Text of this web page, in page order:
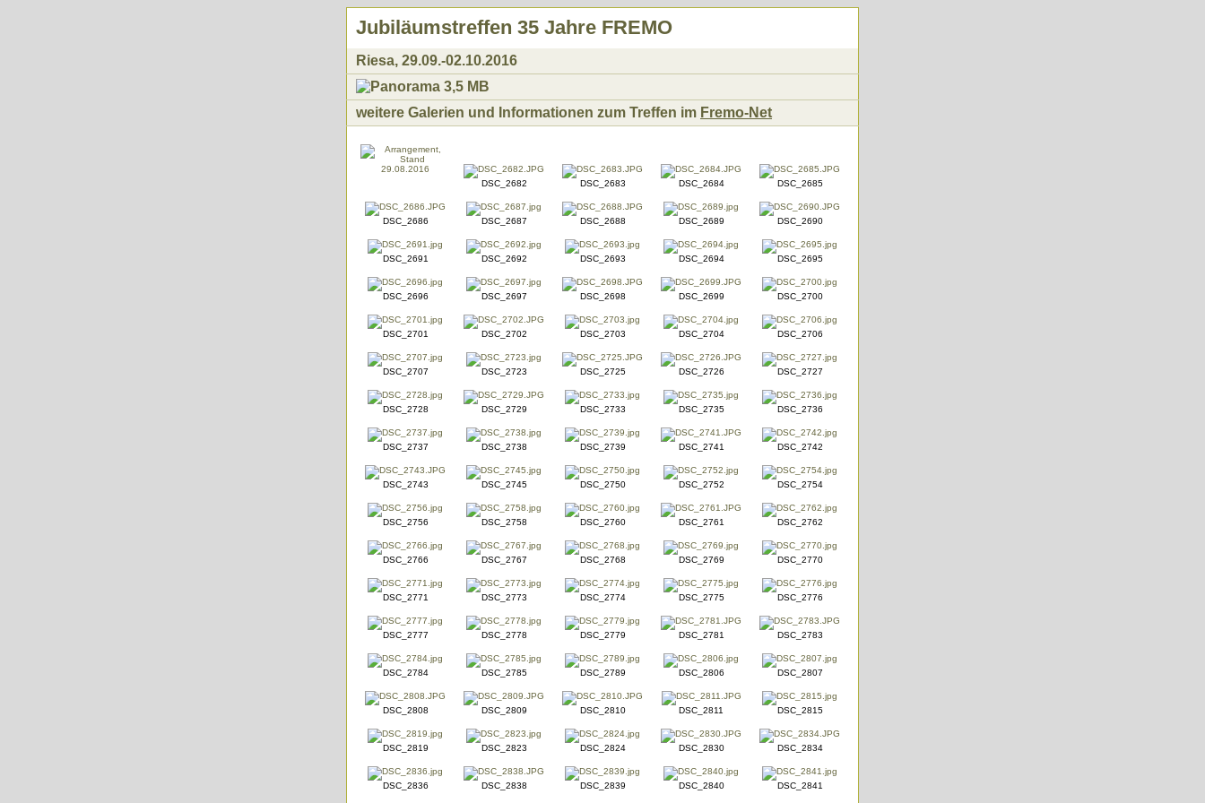
Jubiläumstreffen 35 Jahre FREMO
Riesa, 29.09.-02.10.2016
weitere Galerien und Informationen zum Treffen im Fremo-Net
DSC_2682 DSC_2683 DSC_2684 DSC_2685
DSC_2686 DSC_2687 DSC_2688 DSC_2689 DSC_2690
DSC_2691 DSC_2692 DSC_2693 DSC_2694 DSC_2695
DSC_2696 DSC_2697 DSC_2698 DSC_2699 DSC_2700
DSC_2701 DSC_2702 DSC_2703 DSC_2704 DSC_2706
DSC_2707 DSC_2723 DSC_2725 DSC_2726 DSC_2727
DSC_2728 DSC_2729 DSC_2733 DSC_2735 DSC_2736
DSC_2737 DSC_2738 DSC_2739 DSC_2741 DSC_2742
DSC_2743 DSC_2745 DSC_2750 DSC_2752 DSC_2754
DSC_2756 DSC_2758 DSC_2760 DSC_2761 DSC_2762
DSC_2766 DSC_2767 DSC_2768 DSC_2769 DSC_2770
DSC_2771 DSC_2773 DSC_2774 DSC_2775 DSC_2776
DSC_2777 DSC_2778 DSC_2779 DSC_2781 DSC_2783
DSC_2784 DSC_2785 DSC_2789 DSC_2806 DSC_2807
DSC_2808 DSC_2809 DSC_2810 DSC_2811 DSC_2815
DSC_2819 DSC_2823 DSC_2824 DSC_2830 DSC_2834
DSC_2836 DSC_2838 DSC_2839 DSC_2840 DSC_2841